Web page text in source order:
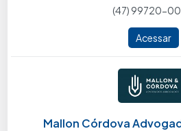
(47) 99720-
Acessar
Mallon Córdova